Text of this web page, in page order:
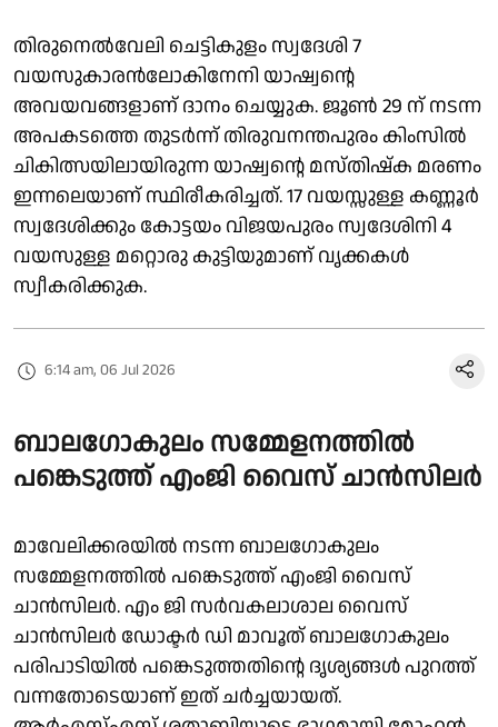
തിരുനെൽവേലി ചെട്ടികുളം സ്വദേശി 7
വയസുകാരൻലോകിനേനി യാഷ്വന്റെ
അവയവങ്ങളാണ് ദാനം ചെയ്യുക. ജൂൺ 29 ന് നടന്ന
അപകടത്തെ തുടർന്ന് തിരുവനന്തപുരം കിംസിൽ
ചികിത്സയിലായിരുന്ന യാഷ്വൻ്റെ മസ്തിഷ്ക മരണം
ഇന്നലെയാണ് സ്ഥിരീകരിച്ചത്. 17 വയസ്സുള്ള കണ്ണൂർ
സ്വദേശിക്കും കോട്ടയം വിജയപുരം സ്വദേശിനി 4
വയസുള്ള മറ്റൊരു കുട്ടിയുമാണ് വൃക്കകൾ
സ്വീകരിക്കുക.
6:14 am, 06 Jul 2026
ബാലഗോകുലം സമ്മേളനത്തിൽ
പങ്കെടുത്ത് എംജി വൈസ് ചാൻസിലർ
മാവേലിക്കരയിൽ നടന്ന ബാലഗോകുലം
സമ്മേളനത്തിൽ പങ്കെടുത്ത് എംജി വൈസ്
ചാൻസിലർ. എം ജി സർവകലാശാല വൈസ്
ചാൻസിലർ ഡോക്ടർ ഡി മാവൂത് ബാലഗോകുലം
പരിപാടിയിൽ പങ്കെടുത്തതിന്റെ ദൃശ്യങ്ങൾ പുറത്ത്
വന്നതോടെയാണ് ഇത് ചർച്ചയായത്.